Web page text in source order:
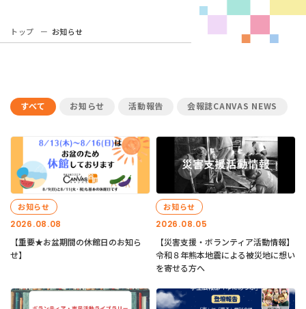
トップ お知らせ
すべて お知らせ 活動報告 会報誌CANVAS NEWS
2026.08.08
お知らせ
【重要★お盆期間の休館日のお知ら
せ】
2026.08.05
お知らせ
【災害支援・ボランティア活動情報】
令和８年熊本地震による被災地に想い
を寄せる方へ